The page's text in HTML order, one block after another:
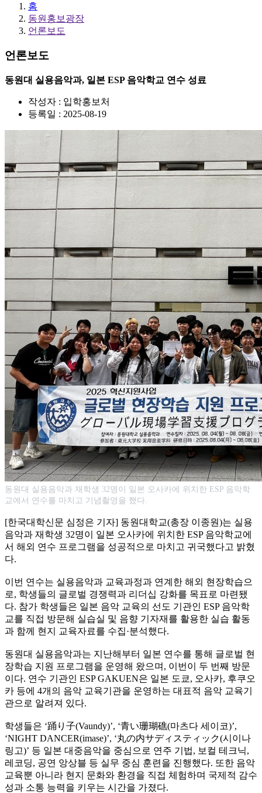
홈
동원홍보광장
언론보도
언론보도
동원대 실용음악과, 일본 ESP 음악학교 연수 성료
작성자 : 입학홍보처
등록일 : 2025-08-19
동원대 실용음악과 재학생 32명이 일본 오사카에 위치한 ESP 음악학
교에서 연수를 마치고 기념촬영을 했다.
[한국대학신문 심정은 기자] 동원대학교(총장 이종원)는 실용
음악과 재학생 32명이 일본 오사카에 위치한 ESP 음악학교에
서 해외 연수 프로그램을 성공적으로 마치고 귀국했다고 밝혔
다.
이번 연수는 실용음악과 교육과정과 연계한 해외 현장학습으
로, 학생들의 글로벌 경쟁력과 리더십 강화를 목표로 마련됐
다. 참가 학생들은 일본 음악 교육의 선도 기관인 ESP 음악학
교를 직접 방문해 실습실 및 음향 기자재를 활용한 실습 활동
과 함께 현지 교육자료를 수집·분석했다.
동원대 실용음악과는 지난해부터 일본 연수를 통해 글로벌 현
장학습 지원 프로그램을 운영해 왔으며, 이번이 두 번째 방문
이다. 연수 기관인 ESP GAKUEN은 일본 도쿄, 오사카, 후쿠오
카 등에 4개의 음악 교육기관을 운영하는 대표적 음악 교육기
관으로 알려져 있다.
학생들은 ‘踊り子(Vaundy)’, ‘青い珊瑚礁(마츠다 세이코)’,
‘NIGHT DANCER(imase)’, ‘丸の内サディスティック(시이나
링고)’ 등 일본 대중음악을 중심으로 연주 기법, 보컬 테크닉,
레코딩, 공연 앙상블 등 실무 중심 훈련을 진행했다. 또한 음악
교육뿐 아니라 현지 문화와 환경을 직접 체험하며 국제적 감수
성과 소통 능력을 키우는 시간을 가졌다.